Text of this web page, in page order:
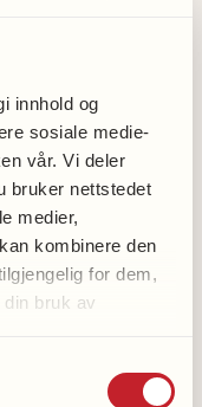
innhold og
sosiale medie-
vår. Vi deler
bruker nettstedet
medier,
kombinere den
for dem,
bruk av